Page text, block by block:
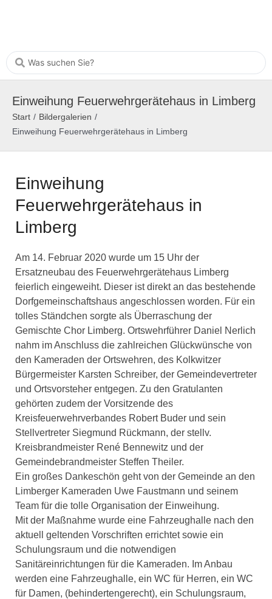
Einweihung Feuerwehrgerätehaus in Limberg
Start / Bildergalerien /
Einweihung Feuerwehrgerätehaus in Limberg
Einweihung
Feuerwehrgerätehaus in
Limberg
Am 14. Februar 2020 wurde um 15 Uhr der
Ersatzneubau des Feuerwehrgerätehaus Limberg
feierlich eingeweiht. Dieser ist direkt an das bestehende
Dorfgemeinschaftshaus angeschlossen worden. Für ein
tolles Ständchen sorgte als Überraschung der
Gemischte Chor Limberg. Ortswehrführer Daniel Nerlich
nahm im Anschluss die zahlreichen Glückwünsche von
den Kameraden der Ortswehren, des Kolkwitzer
Bürgermeister Karsten Schreiber, der Gemeindevertreter
und Ortsvorsteher entgegen. Zu den Gratulanten
gehörten zudem der Vorsitzende des
Kreisfeuerwehrverbandes Robert Buder und sein
Stellvertreter Siegmund Rückmann, der stellv.
Kreisbrandmeister René Bennewitz und der
Gemeindebrandmeister Steffen Theiler.
Ein großes Dankeschön geht von der Gemeinde an den
Limberger Kameraden Uwe Faustmann und seinem
Team für die tolle Organisation der Einweihung.
Mit der Maßnahme wurde eine Fahrzeughalle nach den
aktuell geltenden Vorschriften errichtet sowie ein
Schulungsraum und die notwendigen
Sanitäreinrichtungen für die Kameraden. Im Anbau
werden eine Fahrzeughalle, ein WC für Herren, ein WC
für Damen, (behindertengerecht), ein Schulungsraum,